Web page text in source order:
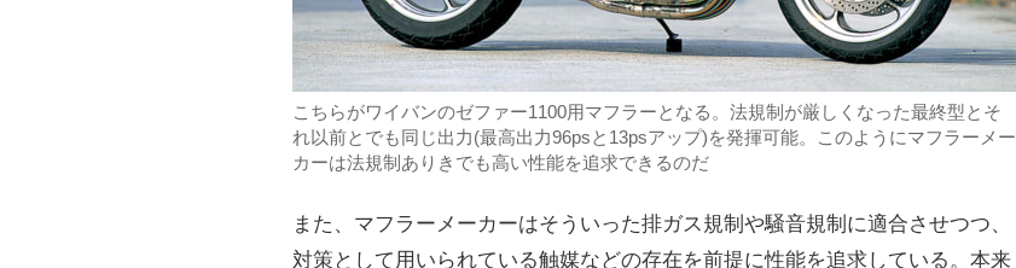
こちらがワイバンのゼファー1100用マフラーとなる。法規制が厳しくなった最終型とそ
れ以前とでも同じ出力(最高出力96psと13psアップ)を発揮可能。このようにマフラーメー
カーは法規制ありきでも高い性能を追求できるのだ
また、マフラーメーカーはそういった排ガス規制や騒音規制に適合させつつ、
対策として用いられている触媒などの存在を前提に性能を追求している。本来